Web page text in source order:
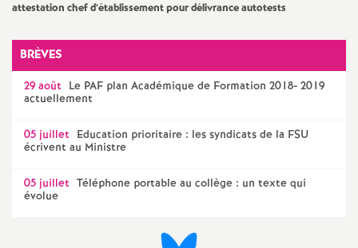
E
n
e
i
attestation chef d’établissement pour délivrance autotests
BRÈVES
29 août Le PAF plan Académique de Formation 2018- 2019
actuellement
05 juillet Education prioritaire : les syndicats de la FSU
écrivent au Ministre
05 juillet Téléphone portable au collège : un texte qui
évolue